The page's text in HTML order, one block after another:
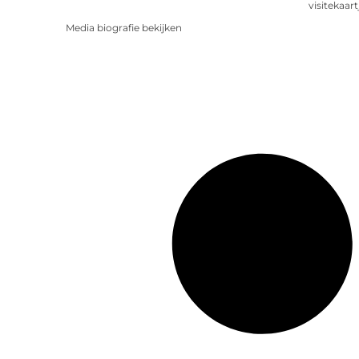
Media biografie bekijken